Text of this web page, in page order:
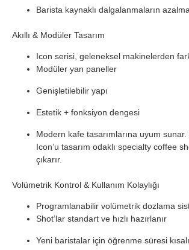
Barista kaynaklı dalgalanmaların
Akıllı & Modüler Tasarım
Icon serisi, geleneksel makinelerden
Modüler yan paneller
Genişletilebilir yapı
Estetik + fonksiyon dengesi
Modern kafe tasarımlarına uyum sunar.
Icon’u tasarım odaklı specialty coffee
çıkarır.
Volümetrik Kontrol & Kullanım Kolaylığı
Programlanabilir volümetrik dozlama
Shot’lar standart ve hızlı hazırlanır
Yeni baristalar için öğrenme süresi